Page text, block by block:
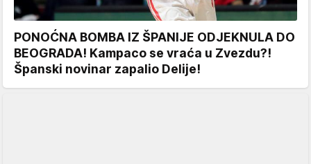
PONOĆNA BOMBA IZ ŠPANIJE ODJEKNULA DO
BEOGRADA! Kampaco se vraća u Zvezdu?!
Španski novinar zapalio Delije!